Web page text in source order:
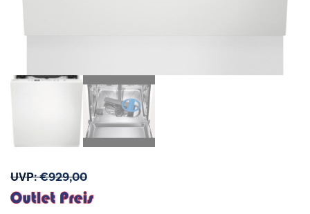
UVP:€929,00